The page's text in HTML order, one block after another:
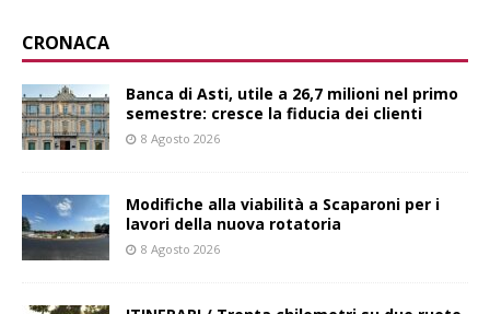
CRONACA
Banca di Asti, utile a 26,7 milioni nel primo
semestre: cresce la fiducia dei clienti
8 Agosto 2026
Modifiche alla viabilità a Scaparoni per i
lavori della nuova rotatoria
8 Agosto 2026